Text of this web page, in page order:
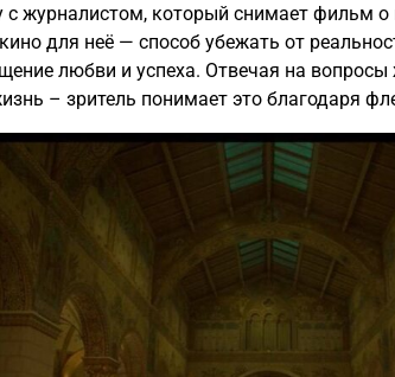
с журналистом, который снимает фильм
для неё — способ убежать от
любви и успеха. Отвечая на вопросы
– зритель понимает это благодаря